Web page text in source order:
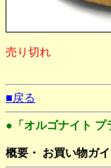
売り切れ
■戻る
●「オルゴナイト
概要・ お買い物ガ